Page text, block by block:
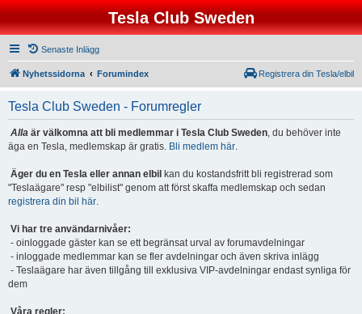
Tesla Club Sweden
Senaste Inlägg
Nyhetssidorna Forumindex Registrera din Tesla/elbil
Tesla Club Sweden - Forumregler
Alla är välkomna att bli medlemmar i Tesla Club Sweden, du behöver inte
äga en Tesla, medlemskap är gratis. Bli medlem här.
Äger du en Tesla eller annan elbil kan du kostandsfritt bli registrerad som
"Teslaägare" resp "elbilist" genom att först skaffa medlemskap och sedan
registrera din bil här.
Vi har tre användarnivåer:
- oinloggade gäster kan se ett begränsat urval av forumavdelningar
- inloggade medlemmar kan se fler avdelningar och även skriva inlägg
- Teslaägare har även tillgång till exklusiva VIP-avdelningar endast synliga för
dem
Våra regler: